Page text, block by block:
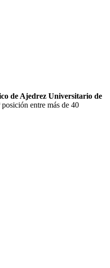
de Ajedrez Universitario de
entre más de 40